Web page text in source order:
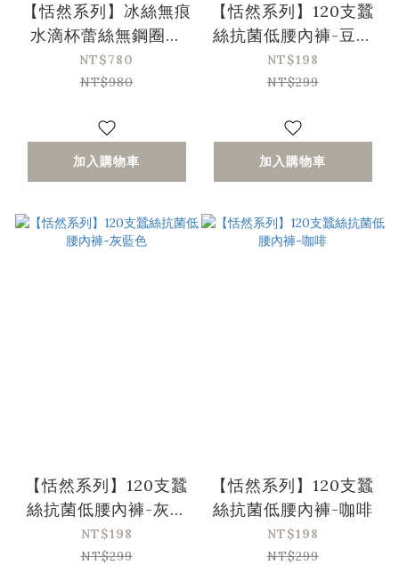
【恬然系列】冰絲無痕
水滴杯蕾絲無鋼圈內
衣-橘色
NT$780
NT$980
加入購物車
【恬然系列】120支蠶
絲抗菌低腰內褲-豆沙
色
NT$198
NT$299
加入購物車
【恬然系列】120支蠶
絲抗菌低腰內褲-灰藍
色
NT$198
NT$299
【恬然系列】120支蠶
絲抗菌低腰內褲-咖啡
NT$198
NT$299